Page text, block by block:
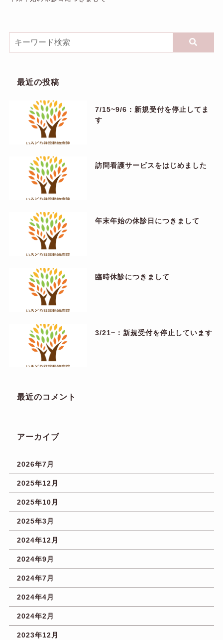
最近の投稿
7/15~9/6：新規受付を停止してま
す
訪問看護サービスをはじめました
年末年始の休診日につきまして
臨時休診につきまして
3/21~：新規受付を停止しています
最近のコメント
アーカイブ
2026年7月
2025年12月
2025年10月
2025年3月
2024年12月
2024年9月
2024年7月
2024年4月
2024年2月
2023年12月